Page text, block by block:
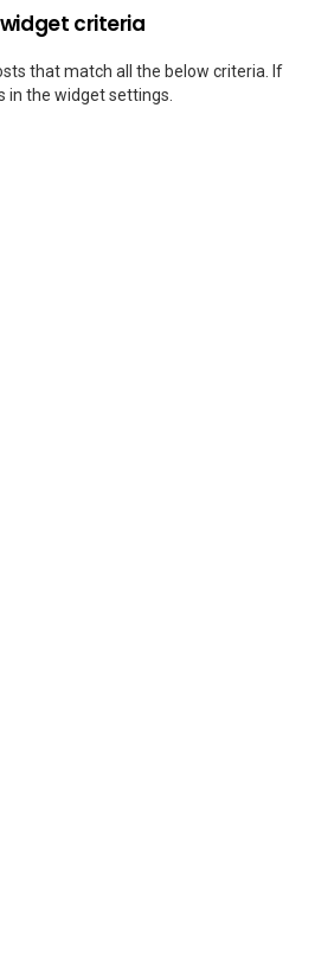
criteria
that match all the below criteria. If
in the widget settings.